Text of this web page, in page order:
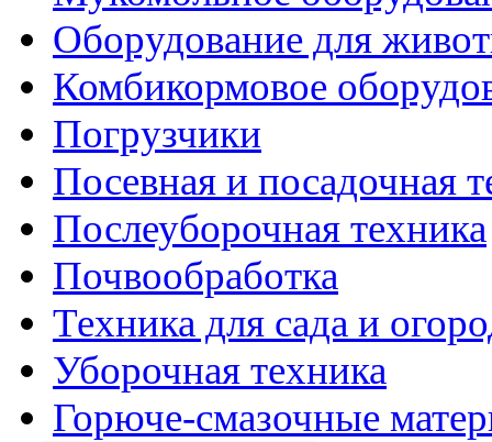
Оборудование для
Комбикормовое
Погрузчики
Посевная и посадочная
Послеуборочная техника
Почвообработка
Техника для сада и
Уборочная техника
Горюче-смазочные